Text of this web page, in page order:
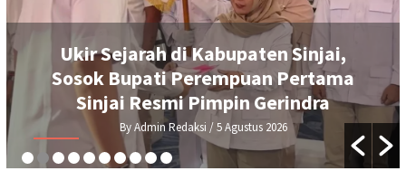
di Kabupaten Sinjai,
Perempuan Pertama
Resmi Pimpin Gerindra
By Admin Redaksi / 5 Agustus 2026
Sinjai,